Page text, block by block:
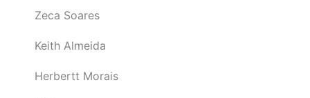
Zeca Soares
Keith Almeida
Herbertt Morais